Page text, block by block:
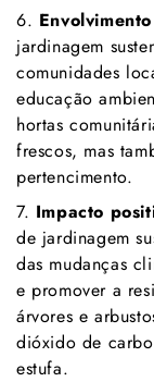
6.
jardinagem
comunidades
educação
hortas
frescos, mas
pertencimento.
7. Impacto
de jardinagem
das mudanças
e promover a
árvores e
dióxido de
estufa.